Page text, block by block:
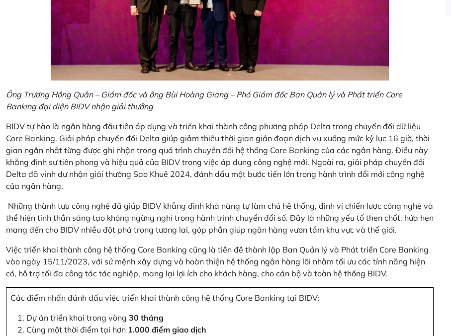
Ông Trương Hồng Quân – Giám đốc và ông Bùi Hoàng Giang – Phó Giám đốc Ban Quản lý và Phát triển Core
Banking đại diện BIDV nhận giải thưởng
BIDV tự hào là ngân hàng đầu tiên áp dụng và triển khai thành công phương pháp Delta trong chuyển đổi dữ liệu
Core Banking. Giải pháp chuyển đổi Delta giúp giảm thiểu thời gian gián đoạn dịch vụ xuống mức kỷ lục 16 giờ, thời
gian ngắn nhất từng được ghi nhận trong quá trình chuyển đổi hệ thống Core Banking của các ngân hàng. Điều này
khẳng định sự tiên phong và hiệu quả của BIDV trong việc áp dụng công nghệ mới. Ngoài ra, giải pháp chuyển đổi
Delta đã vinh dự nhận giải thưởng Sao Khuê 2024, đánh dấu một bước tiến lớn trong hành trình đổi mới công nghệ
của ngân hàng.
Những thành tựu công nghệ đã giúp BIDV khẳng định khả năng tự làm chủ hệ thống, định vị chiến lược công nghệ và
thể hiện tinh thần sáng tạo không ngừng nghỉ trong hành trình chuyển đổi số. Đây là những yếu tố then chốt, hứa hẹn
mang đến cho BIDV nhiều đột phá trong tương lai, góp phần giúp ngân hàng vươn tầm khu vực và thế giới.
Việc triển khai thành công hệ thống Core Banking cũng là tiền đề thành lập Ban Quản lý và Phát triển Core Banking
vào ngày 15/11/2023, với sứ mệnh xây dựng và hoàn thiện hệ thống ngân hàng lõi nhằm tối ưu các tính năng hiện
có, hỗ trợ tối đa công tác tác nghiệp, mang lại lợi ích cho khách hàng, cho cán bộ và toàn hệ thống BIDV.
Các điểm nhấn đánh dấu việc triển khai thành công hệ thống Core Banking tại BIDV:
Dự án triển khai trong vòng 30 tháng
Cùng một thời điểm tại hơn 1.000 điểm giao dịch